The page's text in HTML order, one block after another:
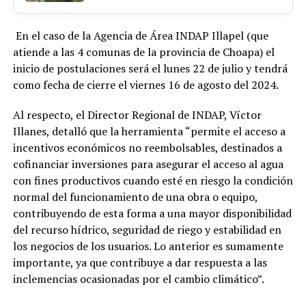
En el caso de la Agencia de Área INDAP Illapel (que
atiende a las 4 comunas de la provincia de Choapa) el
inicio de postulaciones será el lunes 22 de julio y tendrá
como fecha de cierre el viernes 16 de agosto del 2024.
Al respecto, el Director Regional de INDAP, Víctor
Illanes, detalló que la herramienta “permite el acceso a
incentivos económicos no reembolsables, destinados a
cofinanciar inversiones para asegurar el acceso al agua
con fines productivos cuando esté en riesgo la condición
normal del funcionamiento de una obra o equipo,
contribuyendo de esta forma a una mayor disponibilidad
del recurso hídrico, seguridad de riego y estabilidad en
los negocios de los usuarios. Lo anterior es sumamente
importante, ya que contribuye a dar respuesta a las
inclemencias ocasionadas por el cambio climático”.